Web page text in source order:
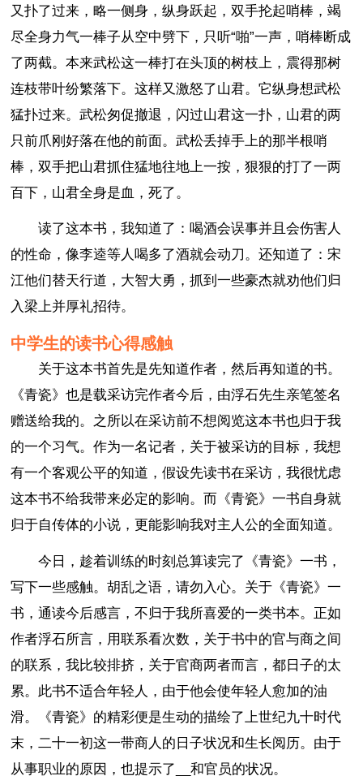
又扑了过来，略一侧身，纵身跃起，双手抡起哨棒，竭
尽全身力气一棒子从空中劈下，只听“啪”一声，哨棒断成
了两截。本来武松这一棒打在头顶的树枝上，震得那树
连枝带叶纷繁落下。这样又激怒了山君。它纵身想武松
猛扑过来。武松匆促撤退，闪过山君这一扑，山君的两
只前爪刚好落在他的前面。武松丢掉手上的那半根哨
棒，双手把山君抓住猛地往地上一按，狠狠的打了一两
百下，山君全身是血，死了。
读了这本书，我知道了：喝酒会误事并且会伤害人
的性命，像李逵等人喝多了酒就会动刀。还知道了：宋
江他们替天行道，大智大勇，抓到一些豪杰就劝他们归
入梁上并厚礼招待。
中学生的读书心得感触
关于这本书首先是先知道作者，然后再知道的书。
《青瓷》也是载采访完作者今后，由浮石先生亲笔签名
赠送给我的。之所以在采访前不想阅览这本书也归于我
的一个习气。作为一名记者，关于被采访的目标，我想
有一个客观公平的知道，假设先读书在采访，我很忧虑
这本书不给我带来必定的影响。而《青瓷》一书自身就
归于自传体的小说，更能影响我对主人公的全面知道。
今日，趁着训练的时刻总算读完了《青瓷》一书，
写下一些感触。胡乱之语，请勿入心。关于《青瓷》一
书，通读今后感言，不归于我所喜爱的一类书本。正如
作者浮石所言，用联系看次数，关于书中的官与商之间
的联系，我比较排挤，关于官商两者而言，都日子的太
累。此书不适合年轻人，由于他会使年轻人愈加的油
滑。《青瓷》的精彩便是生动的描绘了上世纪九十时代
末，二十一初这一带商人的日子状况和生长阅历。由于
从事职业的原因，也提示了__和官员的状况。